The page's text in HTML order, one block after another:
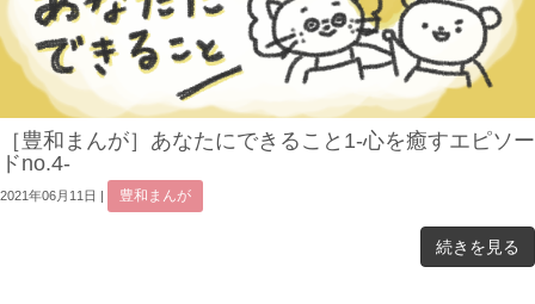
［豊和まんが］あなたにできること1-心を癒すエピソー
ドno.4-
2021年06月11日 | 豊和まんが
続きを見る